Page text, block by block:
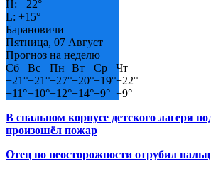
H: +22°
L: +15°
Барановичи
Пятница, 07 Август
Прогноз на неделю
Сб
Вс Пн Вт Ср
Чт
+21°+21°+27°+20°+19°+22°
+11°+10°+12°+14°+9° +9°
В спальном корпусе детского лагеря
произошёл пожар
Отец по неосторожности отрубил